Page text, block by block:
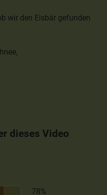
wir den Eisbär gefunden
dieses Video
78%